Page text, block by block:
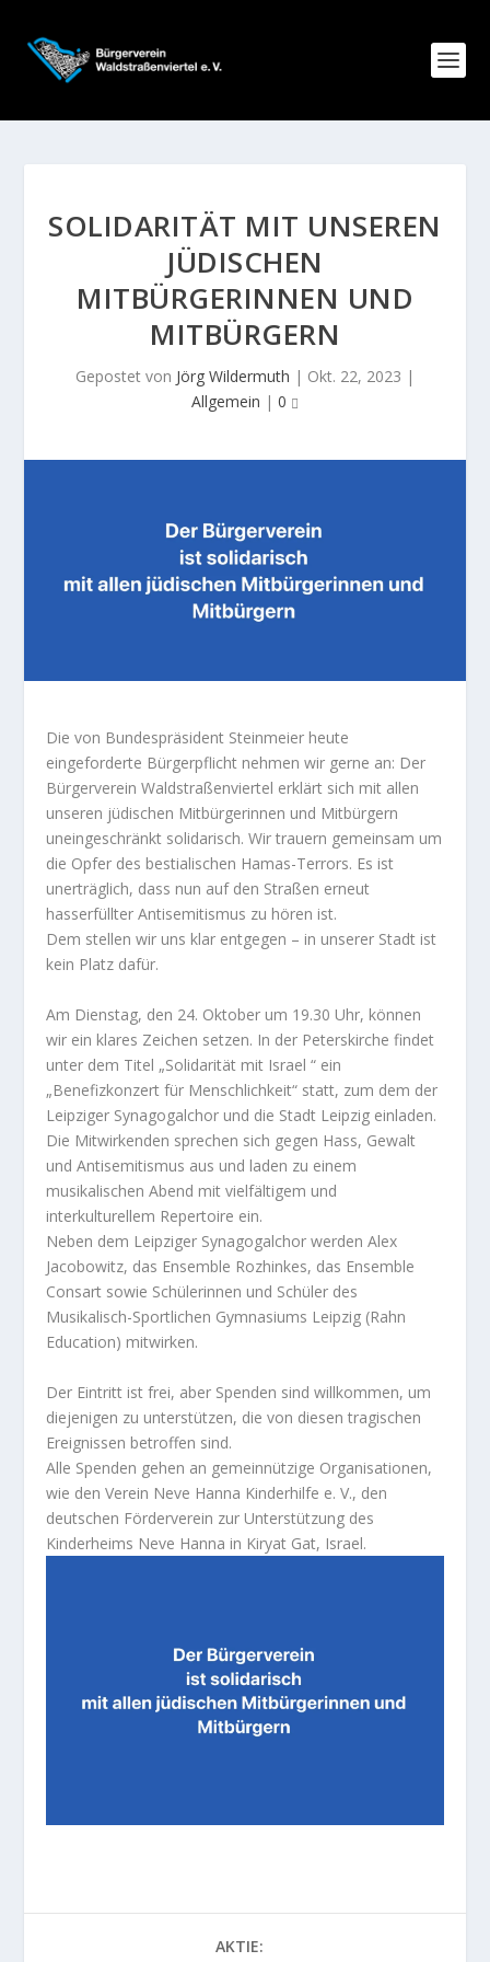
SOLIDARITÄT MIT UNSEREN
JÜDISCHEN
MITBÜRGERINNEN UND
MITBÜRGERN
Gepostet von Jörg Wildermuth | Okt. 22, 2023 |
Allgemein | 0
Die von Bundespräsident Steinmeier heute
eingeforderte Bürgerpflicht nehmen wir gerne an: Der
Bürgerverein Waldstraßenviertel erklärt sich mit allen
unseren jüdischen Mitbürgerinnen und Mitbürgern
uneingeschränkt solidarisch. Wir trauern gemeinsam um
die Opfer des bestialischen Hamas-Terrors. Es ist
unerträglich, dass nun auf den Straßen erneut
hasserfüllter Antisemitismus zu hören ist.
Dem stellen wir uns klar entgegen – in unserer Stadt ist
kein Platz dafür.
Am Dienstag, den 24. Oktober um 19.30 Uhr, können
wir ein klares Zeichen setzen. In der Peterskirche findet
unter dem Titel „Solidarität mit Israel “ ein
„Benefizkonzert für Menschlichkeit“ statt, zum dem der
Leipziger Synagogalchor und die Stadt Leipzig einladen.
Die Mitwirkenden sprechen sich gegen Hass, Gewalt
und Antisemitismus aus und laden zu einem
musikalischen Abend mit vielfältigem und
interkulturellem Repertoire ein.
Neben dem Leipziger Synagogalchor werden Alex
Jacobowitz, das Ensemble Rozhinkes, das Ensemble
Consart sowie Schülerinnen und Schüler des
Musikalisch-Sportlichen Gymnasiums Leipzig (Rahn
Education) mitwirken.
Der Eintritt ist frei, aber Spenden sind willkommen, um
diejenigen zu unterstützen, die von diesen tragischen
Ereignissen betroffen sind.
Alle Spenden gehen an gemeinnützige Organisationen,
wie den Verein Neve Hanna Kinderhilfe e. V., den
deutschen Förderverein zur Unterstützung des
Kinderheims Neve Hanna in Kiryat Gat, Israel.
AKTIE: